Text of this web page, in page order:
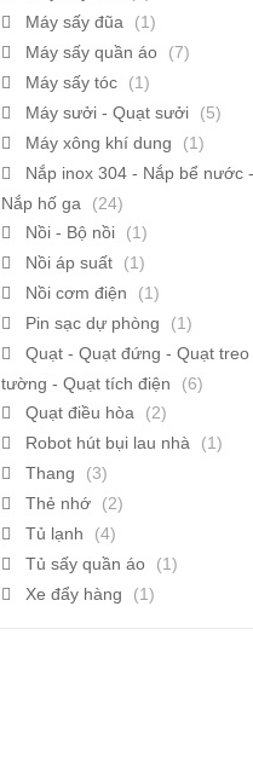
Máy sấy đũa
(1)
Máy sấy quần áo
(7)
Máy sấy tóc
(1)
Máy sưởi - Quạt sưởi
(5)
Máy xông khí dung
(1)
Nắp inox 304 - Nắp bể nước -
Nắp hố ga
(24)
Nồi - Bộ nồi
(1)
Nồi áp suất
(1)
Nồi cơm điện
(1)
Pin sạc dự phòng
(1)
Quạt - Quạt đứng - Quạt treo
tường - Quạt tích điện
(6)
Quạt điều hòa
(2)
Robot hút bụi lau nhà
(1)
Thang
(3)
Thẻ nhớ
(2)
Tủ lạnh
(4)
Tủ sấy quần áo
(1)
Xe đẩy hàng
(1)